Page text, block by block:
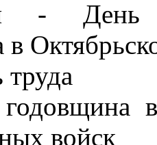
- День
в
войск